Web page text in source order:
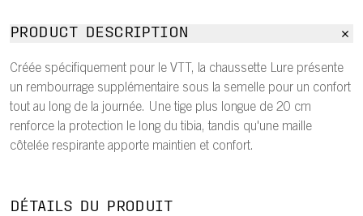
PRODUCT DESCRIPTION
Créée spécifiquement pour le VTT, la chaussette Lure présente
un rembourrage supplémentaire sous la semelle pour un confort
tout au long de la journée. Une tige plus longue de 20 cm
renforce la protection le long du tibia, tandis qu'une maille
côtelée respirante apporte maintien et confort.
DÉTAILS DU PRODUIT